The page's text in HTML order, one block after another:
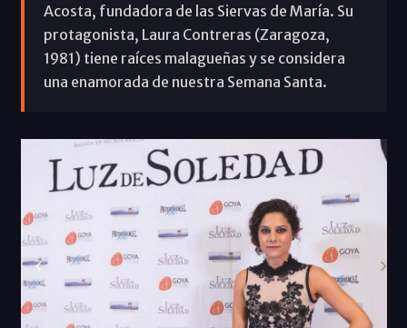
Acosta, fundadora de las Siervas de María. Su
protagonista, Laura Contreras (Zaragoza,
1981) tiene raíces malagueñas y se considera
una enamorada de nuestra Semana Santa.